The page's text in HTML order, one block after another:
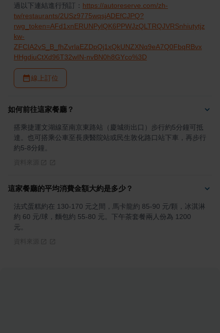
過以下連結進行預訂： https://autoreserve.com/zh-
tw/restaurants/2USz9775wqsjADEfCJPQ?
rwg_token=AFd1xnERUNPylQK6PPWJzQLTRQJVRSnhiutytjz
kw-
ZFCIA2vS_B_fhZvrlaEZDpQj1xQkUNZXNq9eA7Q0FbqRBvx
HHgdiuCtXd96T32wIN-nvBN0h8GYco%3D
線上訂位
如何前往這家餐廳？
搭乘捷運文湖線至南京東路站（慶城街出口）步行約5分鐘可抵
達。也可搭乘公車至長庚醫院站或民生敦化路口站下車，再步行
約5-8分鐘。
這家餐廳的平均消費金額大約是多少？
法式蛋糕約在 130-170 元之間，馬卡龍約 85-90 元/顆，冰淇淋
約 60 元/球，麵包約 55-80 元。下午茶套餐兩人份為 1200
元。